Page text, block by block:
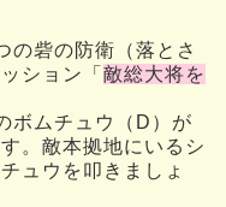
の砦の防衛（落とさ
ション「 敵総大将を
ボムチュウ（D）が
。敵本拠地にいるシ
ュウを叩きましょ